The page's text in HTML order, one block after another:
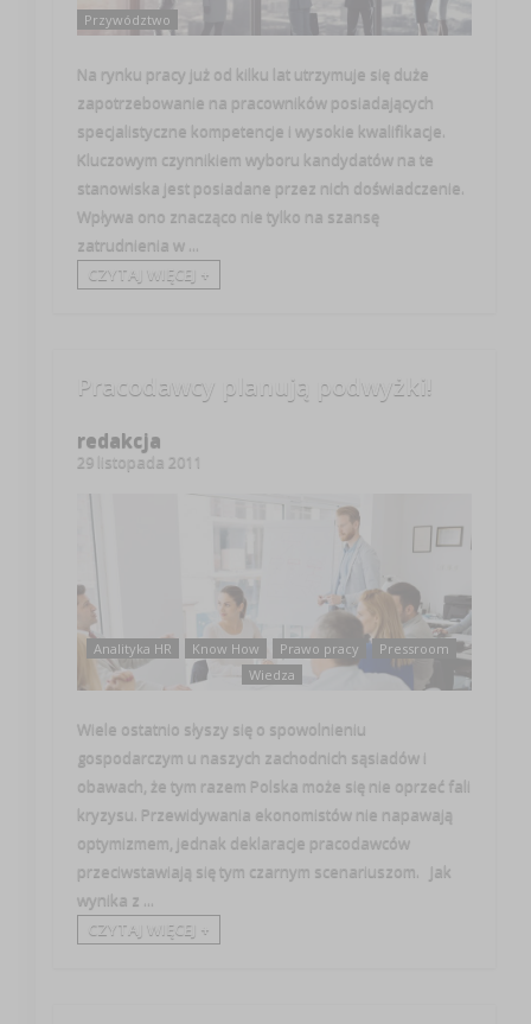
Przywództwo
Na rynku pracy już od kilku lat utrzymuje się duże
zapotrzebowanie na pracowników posiadających
specjalistyczne kompetencje i wysokie kwalifikacje.
Kluczowym czynnikiem wyboru kandydatów na te
stanowiska jest posiadane przez nich doświadczenie.
Wpływa ono znacząco nie tylko na szansę
zatrudnienia w ...
CZYTAJ WIĘCEJ +
Pracodawcy planują podwyżki!
redakcja
29 listopada 2011
Analityka HR Know How Prawo pracy
Pressroom
Wiedza
Wiele ostatnio słyszy się o spowolnieniu
gospodarczym u naszych zachodnich sąsiadów i
obawach, że tym razem Polska może się nie oprzeć fali
kryzysu. Przewidywania ekonomistów nie napawają
optymizmem, jednak deklaracje pracodawców
przeciwstawiają się tym czarnym scenariuszom. Jak
wynika z ...
CZYTAJ WIĘCEJ +